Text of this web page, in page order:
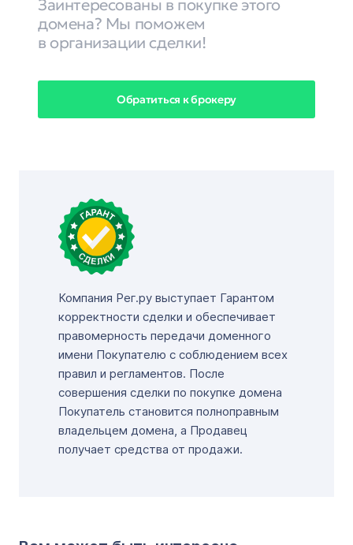
Заинтересованы в покупке этого
домена? Мы поможем
в организации сделки!
Обратиться к брокеру
Компания Рег.ру выступает Гарантом
корректности сделки и обеспечивает
правомерность передачи доменного
имени Покупателю с соблюдением всех
правил и регламентов. После
совершения сделки по покупке домена
Покупатель становится полноправным
владельцем домена, а Продавец
получает средства от продажи.